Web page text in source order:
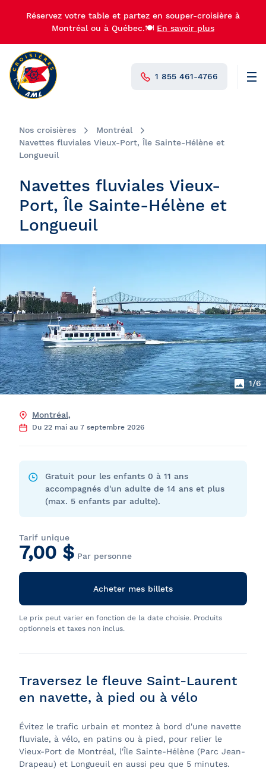
Réservez votre table et partez en souper-croisière à
Montréal ou à Québec.🍽️ En savoir plus
1 855 461-4766
Nos croisières
Montréal
Navettes fluviales Vieux-Port, Île Sainte-Hélène et
Longueuil
Navettes fluviales Vieux-
Port, Île Sainte-Hélène et
Longueuil
Montréal,
Du 22 mai au 7 septembre 2026
1/6
Gratuit pour les enfants 0 à 11 ans
accompagnés d'un adulte de 14 ans et plus
(max. 5 enfants par adulte).
Tarif unique
7,00 $ Par personne
Acheter mes billets
Le prix peut varier en fonction de la date choisie. Produits
optionnels et taxes non inclus.
Traversez le fleuve Saint-Laurent
en navette, à pied ou à vélo
Évitez le trafic urbain et montez à bord d'une navette
fluviale, à vélo, en patins ou à pied, pour relier le
Vieux-Port de Montréal, l'Île Sainte-Hélène (Parc Jean-
Drapeau) et Longueuil en aussi peu que 5 minutes.